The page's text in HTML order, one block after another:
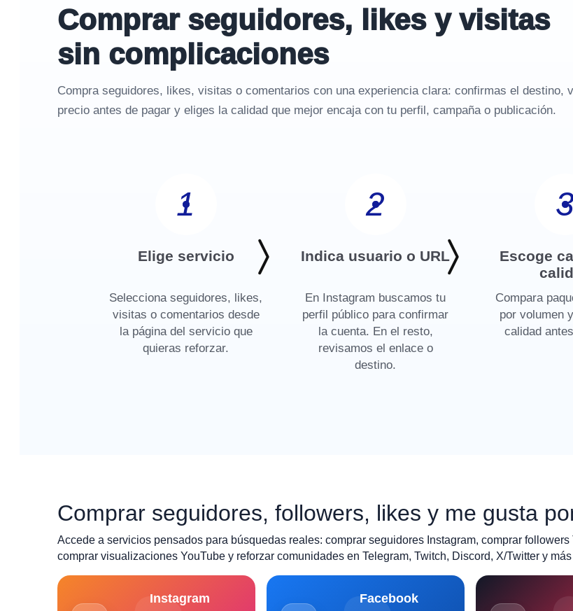
Comprar seguidores, likes y visitas
sin complicaciones
Compra seguidores, likes, visitas o comentarios con una experiencia clara: confirmas el destino,
precio antes de pagar y eliges la calidad que mejor encaja con tu perfil, campaña o publicación.
1
Elige servicio
Selecciona seguidores, likes,
visitas o comentarios desde
la página del servicio que
quieras reforzar.
2
Indica usuario o URL
En Instagram buscamos tu
perfil público para confirmar
la cuenta. En el resto,
revisamos el enlace o
destino.
Escoge
Compara
por volumen
calidad
Comprar seguidores, followers, likes y me gusta
Accede a servicios pensados para búsquedas reales: comprar seguidores Instagram, comprar
comprar visualizaciones YouTube y reforzar comunidades en Telegram, Twitch, Discord, X/Twitter y
Instagram Facebook